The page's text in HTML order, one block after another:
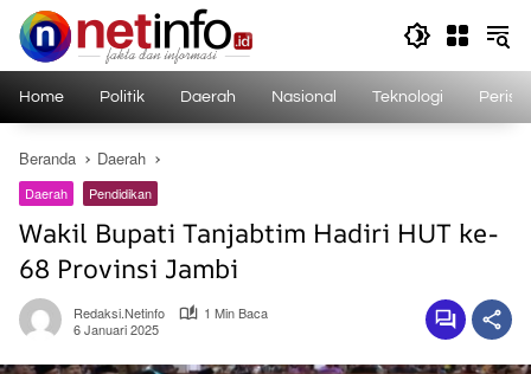
Langsung
konten
Home Politik Daerah Nasional Teknologi
Beranda Daerah
Daerah Pendidikan
Wakil Bupati Tanjabtim Hadiri HUT ke-
68 Provinsi Jambi
Redaksi.netinfo
1 Min Baca
6 Januari 2025